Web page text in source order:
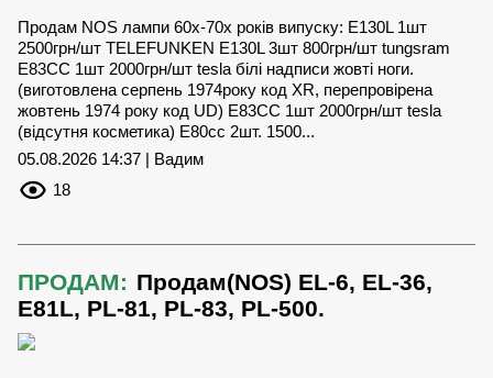
Продам NOS лампи 60х-70х років випуску: E130L 1шт
2500грн/шт TELEFUNKEN E130L 3шт 800грн/шт tungsram
Е83СС 1шт 2000грн/шт tesla білі надписи жовті ноги.
(виготовлена серпень 1974року код XR, перепровірена
жовтень 1974 року код UD) Е83СС 1шт 2000грн/шт tesla
(відсутня косметика) E80cc 2шт. 1500...
05.08.2026 14:37 | Вадим
18
ПРОДАМ: Продам(NOS) EL-6, EL-36,
Е81L, РL-81, РL-83, РL-500.